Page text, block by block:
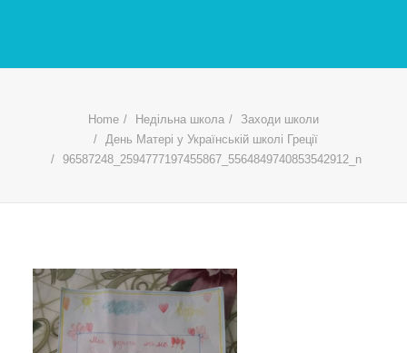
Home Недільна школа
Заходи школи
День Матері у Українській школі Греції
96587248_2594777197455867_5564849740853542912_n